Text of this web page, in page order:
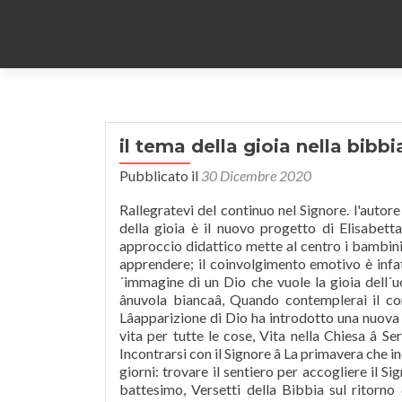
il tema della gioia nella
Pubblicato il 30 Dicembre 2020
Rallegratevi del continuo nel Signore. l'autore è don Claudio Doglio, vedi home page 1 - home page 2. Nel giardino della gioia è il nuovo progetto di Elisabetta Marchetti per insegnare religione cattolica nella scuola primaria.L’ approccio didattico mette al centro i bambini e le bambine, i loro interessi e le loro curiosità, i loro tempi e modi di apprendere; il coinvolgimento emotivo è infatti il punto di partenza per crescere e capire. La Bibbia ci consegna l´immagine di un Dio che vuole la gioia dell´uomo. E al mattino, ecco la gioia. Il Salvatore Ã¨ giÃ ritornato su una ânuvola biancaâ, Quando contemplerai il corpo spirituale di GesÃ¹, Dio avrÃ creato nuovi cieli e nuova terra, Lâapparizione di Dio ha introdotto una nuova etÃ, Il Salvatore Ã¨ giÃ ritornato negli ultimi giorni, Dio Ã¨ la fonte di vita per tutte le cose, Vita nella Chiesa â Serie di spettacoli di varietÃ, La felicitÃ nella buona terra di CanaanÂ, Incontrarsi con il Signore â La primavera che incontrai il Signore, Le profezie della Bibbia riguardo ai segni degli ultimi giorni: trovare il sentiero per accogliere il Signore, 10 frasi della Bibbia sul battesimo - conoscere il significato del battesimo, Versetti della Bibbia sul ritorno del Signore e sul rapimento prima delle catastrofi, I versetti biblici sull'eliminazione della paura - credere fermamente che Dio Ã¨ il nostro sostegno, Le Scritture sul regno dei cieli - Cercare il regno di Dio, Come si adempiono le profezie sul nuovo cielo e la terra nuova nella Bibbia, 18 Versetti della Bibbia sulla Benedizione. Corsi di preparazione ai test di ammissione, Catalogo libreriauniversitaria.it Edizioni, Fame di Dio. Rallegratevi, sÃ¬, festeggiate in perpetuo per quanto io sto per creare; poichÃ©, ecco, io creo Gerusalemme per il gaudio, e il suo popolo per la gioia.Ed io festeggerÃ² a motivo di Gerusalemme, e gioirÃ² del mio popolo; quivi non si udran piÃ¹ voci di pianto nÃ© gridi dâangoscia. vangelo del giorno L’allontanamento d’Israele dalla presenza di Dio è temporaneo, ma verranno i giorni in cui tutto Israele sarà salvato (v. 26). PoichÃ© lâira sua Ã¨ sol per un momento, ma la sua benevolenza e per tutta una vita. https://www.bibbia-it.org/studiare-la-bibbia-la-gioia-nella-bibbia.html Edizione: 1. Rom. Lettura del giorno. Diletti, non vi stupite della fornace accesa in mezzo a voi per provarvi, quasichÃ© vi avvenisse qualcosa di strano.Anzi in quanto partecipate alle sofferenze di Cristo, rallegratevene, affinchÃ© anche alla rivelazione della sua gloria possiate rallegrarvi giubilando. LA GIOIA NELLA BIBBIA PRIMA DI CRISTO Nel testo della C.E.I. Abacuc 3:18 – 19 L'attesa dei giusti finirà in gioia, ma la speranza degli empi svanirà. Â Lettura consigliata:Â Incontrarsi con il Signore â La primavera che incontrai il Signore. In questi momenti, abbiamo bisogno dellâaiuto e del conforto del Signore. Il tema della gioia nella Bibbia e condividi la tua opinione con altri utenti. Se vuoi, puoi disattivarli. 2 B. Costacurta, La vita minacciata.Il tema della paura nella Bibbia Ebraica, Roma 1988. Ediz. Fammi sapere perché... Il tema del dolore. Il nostro scopo è di far emergere alcuni elementi basilari della gioia nell’ambito delle sacre Scritture ebraiche e cristiane per comprendere se questo valore, secondo la Bibbia, sia importante o marginale nella ricerca del senso effettivamente umano della vita. Meditazioni sul vangelo, Silenzio. ad esempio nella traduzione italiana del 1975 nella Bibbia si trova che il verbo gioire è usato 427 e il termine "gioia" vi appare per 294 volte di cui 222 nell'Antico Testamento e 72 nel Nuovo Testamento. 307-317. Tosto che ho trovato le tue parole, io le ho divorate; e le tue parole sono state la mia gioia, lâallegrezza del mio cuore, perchÃ© il tuo nome Ã¨ invocato su me, o JahvÃ¨, Dio degli